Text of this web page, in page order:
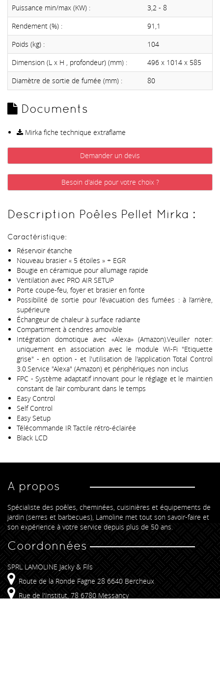
Puissance min/max (KW) :
3,2 - 8
Rendement (%) :
91,1
Poids (kg) :
104
Dimension (L x H , profondeur) (mm) :
496 x 1014 x 585
Diamètre de sortie de fumée (mm) :
80
Documents
Mirka fiche technique extraflame
Demander un devis
Besoin d'aide pour votre choix ?
Description Poêles Pellet Mirka :
Caractéristique:
Réservoir étanche
Nouveau brasier « 5 étoiles » + EGR
Bougie en céramique pour allumage rapide
Ventilation avec PRO AIR SETUP
Porte coupe-feu, foyer et brasier en fonte
Possibilité de sortie pour l’évacuation des fumées : à l’arrière,
supérieure
Échangeur de chaleur à surface radiante
Compartiment à cendres amovible
Intégration domotique avec «Alexa» (Amazon).Veuiller noter:
uniquement en association avec le module Wi-Fi "Etiquette
grise" - en option - et l'utilisation de l'application Total Control
3.0.Service "Alexa" (Amazon) et périphériques non inclus
FPC - Système adaptatif innovant pour le réglage et le maintien
constant de l’air comburant dans le temps
Easy Control
Self Control
Easy Setup
Télécommande IR Tactile rétro-éclairée
Black LCD
A propos
Spécialiste des poêles, cheminées, cuisinières et équipements de
jardin (serres et barbecues), Lamoline met tout son savoir-faire et
son expérience à votre service depuis plus de 50 ans.
Coordonnées
SPRL LAMOLINE Jacky & Fils
Route de la Ronde Fagne 28 6640 Bercheux
Rue de l'Institut, 78 6780 Messancy